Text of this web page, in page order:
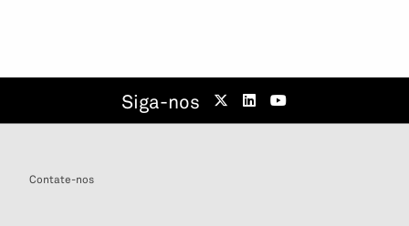
Siga-nos
Contate-nos